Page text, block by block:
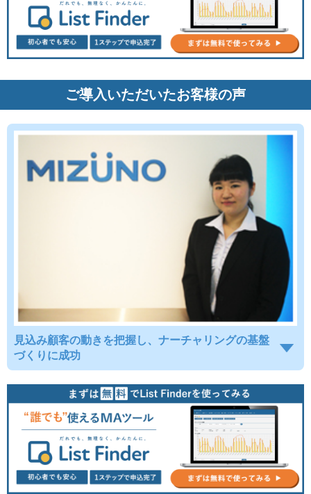
ご導入いただいたお客様の声
見込み顧客の動きを把握し、ナーチャリングの基盤
づくりに成功